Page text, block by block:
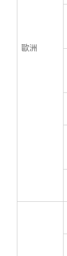
歐洲